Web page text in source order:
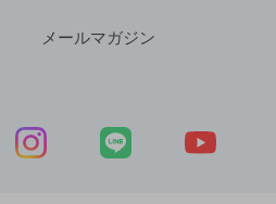
メールマガジン